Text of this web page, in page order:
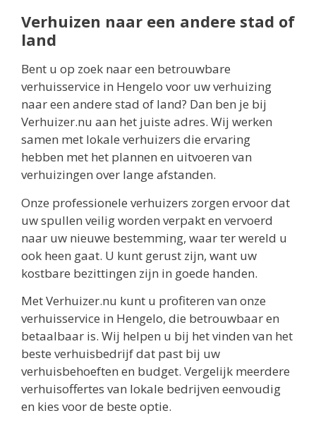
Verhuizen naar een andere stad of
land
Bent u op zoek naar een betrouwbare
verhuisservice in Hengelo voor uw verhuizing
naar een andere stad of land? Dan ben je bij
Verhuizer.nu aan het juiste adres. Wij werken
samen met lokale verhuizers die ervaring
hebben met het plannen en uitvoeren van
verhuizingen over lange afstanden.
Onze professionele verhuizers zorgen ervoor dat
uw spullen veilig worden verpakt en vervoerd
naar uw nieuwe bestemming, waar ter wereld u
ook heen gaat. U kunt gerust zijn, want uw
kostbare bezittingen zijn in goede handen.
Met Verhuizer.nu kunt u profiteren van onze
verhuisservice in Hengelo, die betrouwbaar en
betaalbaar is. Wij helpen u bij het vinden van het
beste verhuisbedrijf dat past bij uw
verhuisbehoeften en budget. Vergelijk meerdere
verhuisoffertes van lokale bedrijven eenvoudig
en kies voor de beste optie.